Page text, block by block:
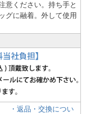
意ください。持ち手と
グに融着。外して使用
・返品・交換につい